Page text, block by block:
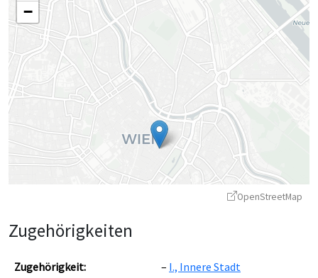
−
OpenStreetMap
Zugehörigkeiten
Zugehörigkeit: I., Innere Stadt